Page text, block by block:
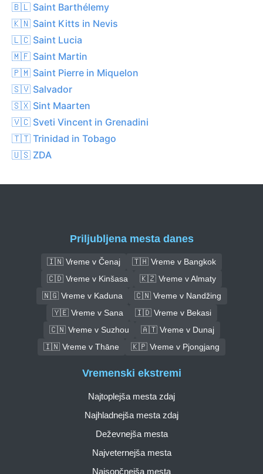
🇧🇱 Saint Barthélemy
🇰🇳 Saint Kitts in Nevis
🇱🇨 Saint Lucia
🇲🇫 Saint Martin
🇵🇲 Saint Pierre in Miquelon
🇸🇻 Salvador
🇸🇽 Sint Maarten
🇻🇨 Sveti Vincent in Grenadini
🇹🇹 Trinidad in Tobago
🇺🇸 ZDA
Priljubljena mesta danes
🇮🇳 Vreme v Čenaj
🇹🇭 Vreme v Bangkok
🇨🇩 Vreme v Kinšasa
🇰🇿 Vreme v Almaty
🇳🇬 Vreme v Kaduna
🇨🇳 Vreme v Nandžing
🇾🇪 Vreme v Sana
🇮🇩 Vreme v Bekasi
🇨🇳 Vreme v Suzhou
🇦🇹 Vreme v Dunaj
🇮🇳 Vreme v Thāne
🇰🇵 Vreme v Pjongjang
Vremenski ekstremi
Najtoplejša mesta zdaj
Najhladnejša mesta zdaj
Deževnejša mesta
Najveternejša mesta
Najsončnejša mesta